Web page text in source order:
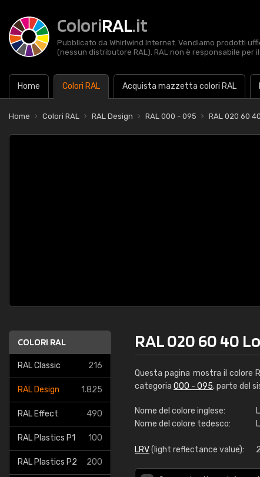
ColoriRAL.it
Pubblicato da Whirlwind Internet. Vendiamo prodotti
(nessun distributore RAL). RAL non è responsabile per
Home Colori RAL Acquista mazzetta colori RAL
Home Colori RAL RAL Design RAL 000 - 095 RAL 020 60
COLORI RAL
RAL Classic 216
RAL Design 1.825
RAL Effect 490
RAL Plastics P1 100
RAL Plastics P2 200
RAL 020 60 40
Questa pagina mostra il colore
categoria 000 - 095, parte del
Nome del colore inglese:
Nome del colore tedesco:
LRV(light reflectance value):